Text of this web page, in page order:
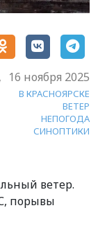
16 ноября 2025
В КРАСНОЯРСКЕ
ВЕТЕР
НЕПОГОДА
СИНОПТИКИ
ветер.
порывы